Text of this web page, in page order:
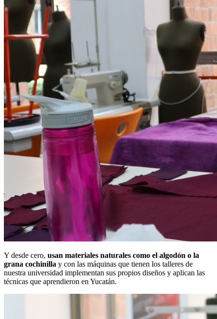
Y desde cero, usan materiales naturales como el algodón o la
grana cochinilla y con las máquinas que tienen los talleres de
nuestra universidad implementan sus propios diseños y aplican las
técnicas que aprendieron en Yucatán.